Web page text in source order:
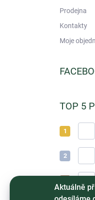
Aktuálně
Prodejna
Kontakty
Moje
TOP 5